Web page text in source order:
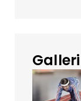
Galleri